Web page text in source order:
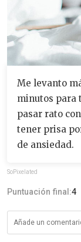
Me levanto
minutos para
pasar rato
tener prisa
de ansiedad.
SoPixelated
Puntuación final:4